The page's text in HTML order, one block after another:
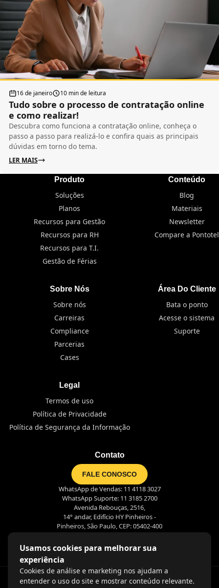
16 de janeiro 10 min de leitura
Tudo sobre o processo de contratação online
e como realizar!
Descubra como funciona a contratação online, conheça o
passo a passo para realizá-lo e confira quais as principais
dúvidas em torno do tema.
LER MAIS
Produto
Soluções
Planos
Recursos para Gestão
Recursos para RH
Recursos para T.I.
Gestão de Férias
Conteúdo
Blog
Materiais
Newsletter
Compare a Pontotel
Sobre Nós
Sobre nós
Carreiras
Compliance
Parcerias
Cases
Área Do Cliente
Bata o ponto
Acesse o sistema
Suporte
Legal
Termos de uso
Política de Privacidade
Política de Segurança da Informação
Contato
FALE CONOSCO
WhatsApp de Vendas: 11 4118 3027
WhatsApp Suporte: 11 3185 2700
Avenida Rebouças, 2516,
14° andar, Edifício HY Pinheiros -
Pinheiros, São Paulo, CEP: 05402-400
Usamos cookies para melhorar sua
experiência
Cookies de análise e marketing nos ajudam a
entender o uso do site e mostrar conteúdo relevante.